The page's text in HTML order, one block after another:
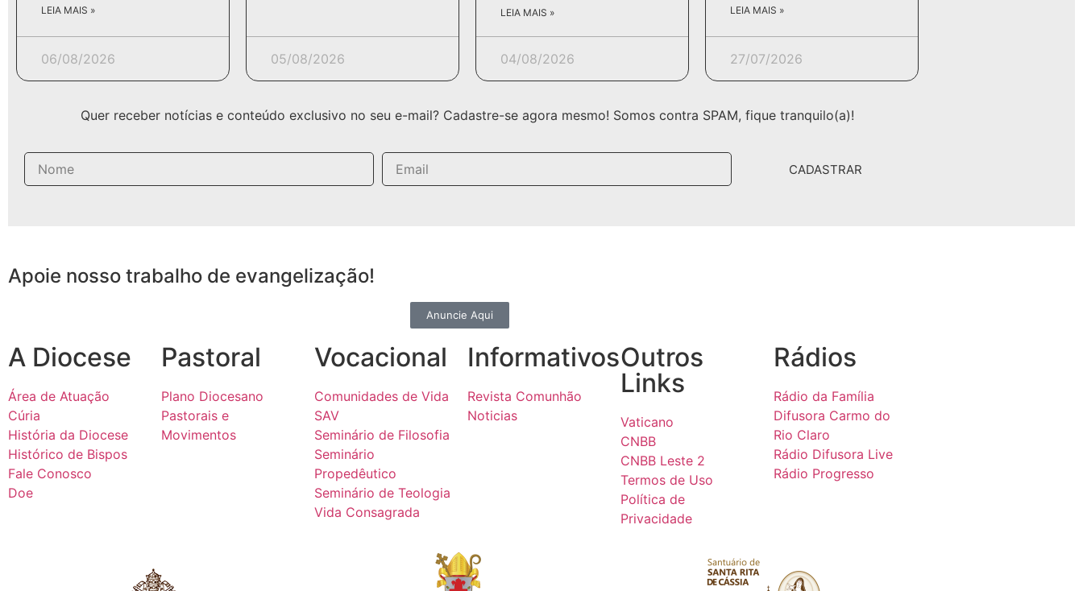
LEIA MAIS »
06/08/2026 05/08/2026
LEIA MAIS »
04/08/2026
LEIA MAIS »
27/07/2026
Quer receber notícias e conteúdo exclusivo no seu e-mail? Cadastre-se agora mesmo! Somos contra SPAM, fique tranquilo(a)!
CADASTRAR
Apoie nosso trabalho de evangelização!
Anuncie Aqui
A Diocese
Área de Atuação
Cúria
História da Diocese
Histórico de Bispos
Fale Conosco
Doe
Pastoral
Plano Diocesano
Pastorais e
Movimentos
Vocacional
Comunidades de Vida
SAV
Seminário de Filosofia
Seminário
Propedêutico
Seminário de Teologia
Vida Consagrada
Informativos
Revista Comunhão
Noticias
Outros
Links
Vaticano
CNBB
CNBB Leste 2
Termos de Uso
Política de
Privacidade
Rádios
Rádio da Família
Difusora Carmo do
Rio Claro
Rádio Difusora Live
Rádio Progresso